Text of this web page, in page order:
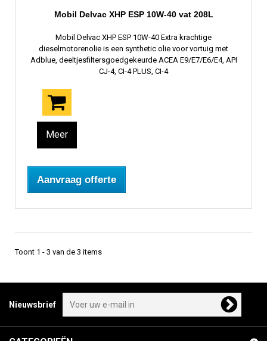
Mobil Delvac XHP ESP 10W-40 vat 208L
Mobil Delvac XHP ESP 10W-40 Extra krachtige
dieselmotorenolie is een synthetic olie voor vortuig met
Adblue, deeltjesfiltersgoedgekeurde ACEA E9/E7/E6/E4, API
CJ-4, CI-4 PLUS, CI-4
Meer
Aanvraag offerte
Toont 1 - 3 van de 3 items
Nieuwsbrief